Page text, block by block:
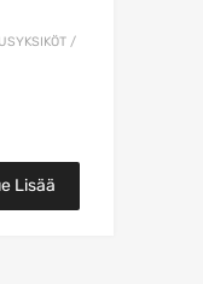
/
Lisää